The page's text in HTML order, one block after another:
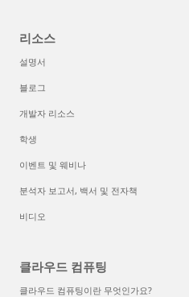
리소스
설명서
블로그
개발자 리소스
학생
이벤트 및 웨비나
분석자 보고서, 백서 및 전자책
비디오
클라우드 컴퓨팅
클라우드 컴퓨팅이란 무엇인가요?